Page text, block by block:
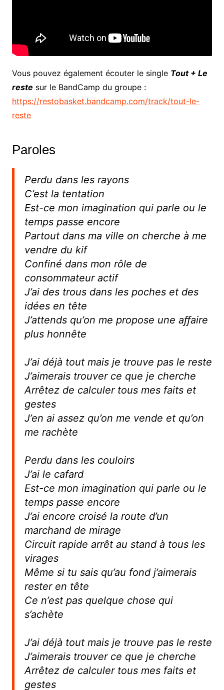
Vous pouvez également écouter le single Tout + Le
reste sur le BandCamp du groupe :
https://restobasket.bandcamp.com/track/tout-le-
reste
Paroles
Perdu dans les rayons
C’est la tentation
Est-ce mon imagination qui parle ou le
temps passe encore
Partout dans ma ville on cherche à me
vendre du kif
Confiné dans mon rôle de
consommateur actif
J’ai des trous dans les poches et des
idées en tête
J’attends qu’on me propose une aﬀaire
plus honnête
J’ai déjà tout mais je trouve pas le reste
J’aimerais trouver ce que je cherche
Arrêtez de calculer tous mes faits et
gestes
J’en ai assez qu’on me vende et qu’on
me rachète
Perdu dans les couloirs
J’ai le cafard
Est-ce mon imagination qui parle ou le
temps passe encore
J’ai encore croisé la route d’un
marchand de mirage
Circuit rapide arrêt au stand à tous les
virages
Même si tu sais qu’au fond j’aimerais
rester en tête
Ce n’est pas quelque chose qui
s’achète
J’ai déjà tout mais je trouve pas le reste
J’aimerais trouver ce que je cherche
Arrêtez de calculer tous mes faits et
gestes